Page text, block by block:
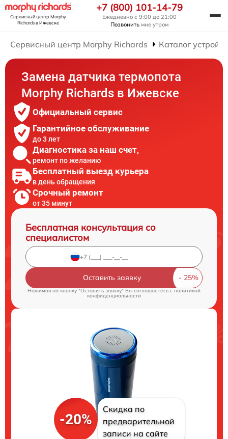
Сервисный центр Morphy
Richardsв Ижевске
+7 (800) 101-14-79
Ежедневно с 9:00 до 21:00
Позвонить мне утром
Сервисный центр Morphy Richards Каталог
Замена датчика термопота
Morphy Richards в Ижевске
Официальный сервис
Гарантийное обслуживание
до 3 лет
Диагностика за наш счет,
ремонт по желанию
Бесплатный выезд курьера
в день обращения
Срочный ремонт
от 35 минут
Бесплатная консультация со
специалистом
Оставить заявку
Нажимая на кнопку "Оставить заявку" Вы соглашаетесь cполитикой
конфиденциальности
-20%
Скидка по
предварительной
записи на сайте